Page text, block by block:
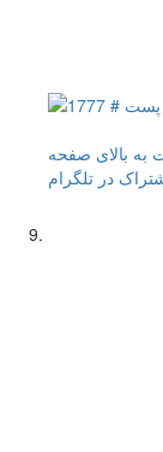
به بالای صفحه
در تلگرام